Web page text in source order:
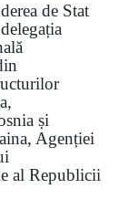
de Stat
și
Agenției
al Republicii